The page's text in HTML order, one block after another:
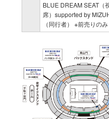
BLUE DREAM SEAT（
席）supported by
（同行者） ※前売りのみ